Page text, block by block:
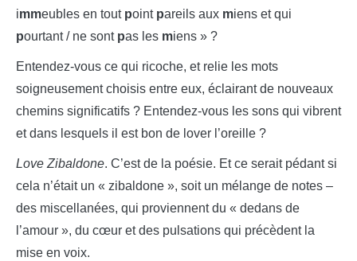
immeubles en tout point pareils aux miens et qui
pourtant / ne sont pas les miens » ?
Entendez-vous ce qui ricoche, et relie les mots
soigneusement choisis entre eux, éclairant de nouveaux
chemins significatifs ? Entendez-vous les sons qui vibrent
et dans lesquels il est bon de lover l’oreille ?
Love Zibaldone. C’est de la poésie. Et ce serait pédant si
cela n’était un « zibaldone », soit un mélange de notes –
des miscellanées, qui proviennent du « dedans de
l’amour », du cœur et des pulsations qui précèdent la
mise en voix.